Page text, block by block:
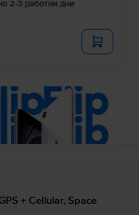
2-3 работни дни
+ Cellular, Space